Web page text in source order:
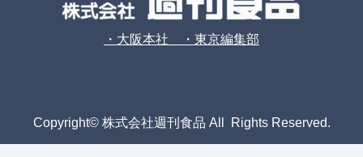
・大阪本社 ・東京編集部
Copyright© 株式会社週刊食品 All Rights Reserved.